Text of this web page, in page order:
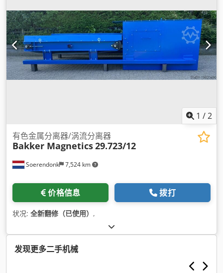
1 /2
Soerendonk 7,524 km
有色金属分离器/涡流分离器
Bakker Magnetics29.723/12
价格信息 拨打
状况: 全新翻修（已使用） ,
发现更多二手机械